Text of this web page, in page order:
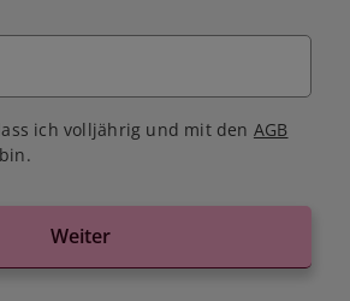
ich volljährig und mit den AGB
Weiter